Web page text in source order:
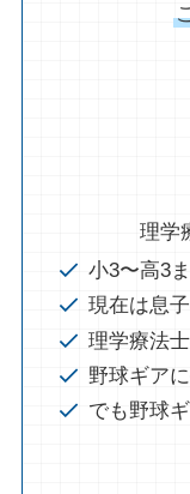
理学
小3〜高3
現在は息
理学療法
野球ギア
でも野球